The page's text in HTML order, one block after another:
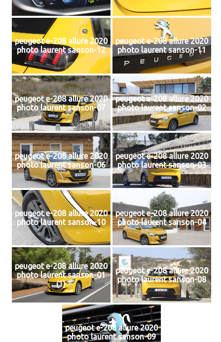
peugeot e-208 allure 2020
photo laurent sanson-12
peugeot e-208 allure 2020
photo laurent sanson-11
peugeot e-208 allure 2020
photo laurent sanson-07
peugeot e-208 allure 2020
photo laurent sanson-02
peugeot e-208 allure 2020
photo laurent sanson-06
peugeot e-208 allure 2020
photo laurent sanson-03
peugeot e-208 allure 2020
photo laurent sanson-10
peugeot e-208 allure 2020
photo laurent sanson-04
peugeot e-208 allure 2020
photo laurent sanson-01
(1)
peugeot e-208 allure 2020
photo laurent sanson-08
peugeot e-208 allure 2020
photo laurent sanson-09